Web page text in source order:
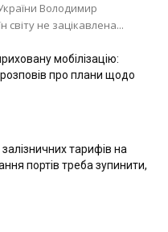
Володимир
не зацікавлена...
мобілізацію:
про плани щодо
тарифів на
портів треба зупинити,